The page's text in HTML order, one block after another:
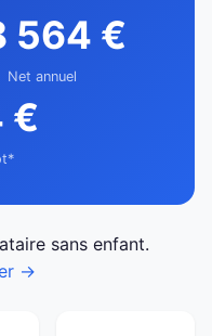
564 €
Net annuel
€
sans enfant.
→